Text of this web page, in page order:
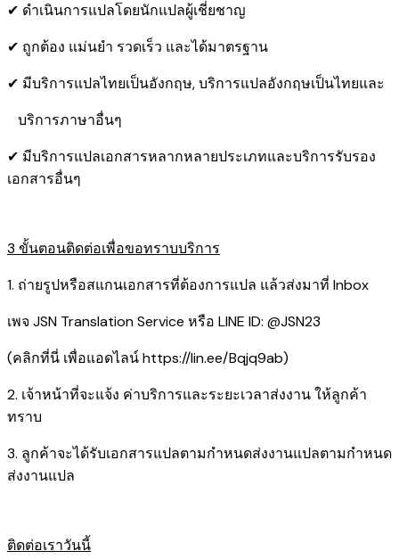
✔ ดำเนินการแปลโดยนักแปลผู้เชี่ยชาญ
✔ ถูกต้อง แม่นยำ รวดเร็ว และได้มาตรฐาน
✔ มีบริการแปลไทยเป็นอังกฤษ, บริการแปลอังกฤษเป็นไทยและ
บริการภาษาอื่นๆ
✔ มีบริการแปลเอกสารหลากหลายประเภทและบริการรับรอง​
เอกสารอื่นๆ
3 ขั้นตอนติดต่อเพื่อขอทราบบริการ
1. ถ่ายรูปหรือสแกนเอกสารที่ต้องการแปล แล้วส่งมาที่ Inbox
เพจ JSN Translation Service หรือ LINE ID: @JSN23
(คลิกที่นี่ เพื่อแอดไลน์https://lin.ee/Bqjq9ab)
2. เจ้าหน้าที่จะแจ้ง ค่าบริการและระยะเวลาส่งงาน ให้ลูกค้า
ทราบ
3. ลูกค้าจะได้รับเอกสารแปลตามกำหนดส่งงานแปลตามกำหนด
ส่งงานแปล
ติดต่อเราวันนี้